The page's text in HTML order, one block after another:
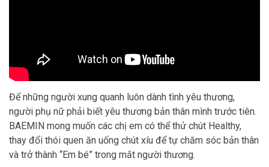
Để những người xung quanh luôn dành tình yêu thương,
người phụ nữ phải biết yêu thương bản thân mình trước tiên.
BAEMIN mong muốn các chị em có thể thử chút Healthy,
thay đổi thói quen ăn uống chút xíu để tự chăm sóc bản thân
và trở thành “Em bé” trong mắt người thương.